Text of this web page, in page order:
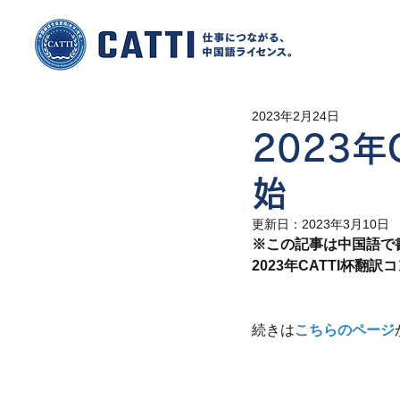
2023年
始
2023年2月24日
更新日： 2023年3月10日
※この記事は中国語で
2023年CATTI杯翻訳
続きはこちらのページ